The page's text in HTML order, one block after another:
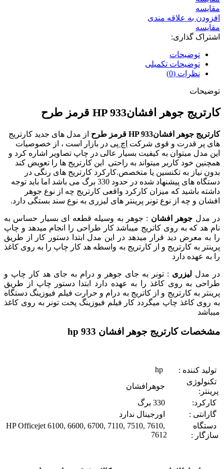
مقایسه
افزودن به علاقه مندی
مقایسه
اشتراک گذاری:
توضیحات
توضیحات تکمیلی
نظرات (0)
توضیحات
کارتریج جوهر افشانHP 933 قرمز طرح
کارتریج جوهر افشانHP 933 قرمز طرح
از مدل های جدید کارتریج
های پر قدرت و قوی شرکت اچ پی در بازار است ، از خصوصیات
این مدل میتوان به کیفیت بسیار عالی در چاپ تصاویر اشاره کرد و
همچنین خود کاربر میتواند به راحتی این کارتریج ها را تعویض کند
بدون نیاز به تکنسین یا متخصص.کارکرد کارتریج های رنگی در
دستگاه های پیشنهاد شده در حدود 330 برگ می باشد اما باید توجه
داشته باشید که میزان کارکرد واقعی کارتریج چه از نوع جوهر
افشان و چه از نوع تونر پرینتر های لیزری به نوع سند بستگی دارد.
در مدل جوهر افشان : جوهر به وسیله قطعه ای بسیار حساس به
نام هد که به روی کاتریج میباشد کار طراحی را انجام میدهد و چاپ
را به معرض دید قرار میدهد در این مدل ابتدا دستور کار از طریق
پرینتر به کارتریج و از کارتریج به واسطه هد کار چاپ را به روی کاغذ
را به عهده دارد
در مدل لیزری : تونر به جای جوهر و درام به جای هد کار چاپ و
طراحی به روی کاغذ را به عهده دارد ابتدا دستور چاپ از طریق
پرینتر به کارتریج و از کاتریج به درام و حرارت فیلم فیوزینگ دستگاه
به روی کاغذ چاپ میگردد کار فیلم فیوزینگ پخت تونر به روی کاغذ
میباشد
مشخصات کارتریج جوهر افشان 933 hp
تولید کننده :
تکنولوژی
پرینتر:
جوهرافشان
کارکرد:
گارانتی :
اورجینال ندارد
دستگاه
سازگار :
HP Officejet 6100, 6600, 6700, 7110, 7510, 7610,
7612